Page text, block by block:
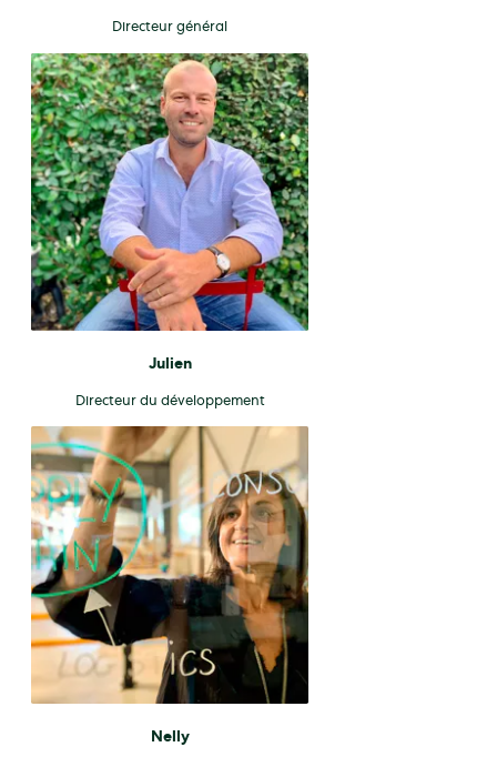
Directeur général
Julien
Directeur du développement
Nelly